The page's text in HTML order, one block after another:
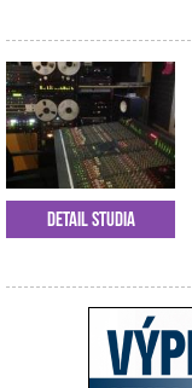
Detail studia